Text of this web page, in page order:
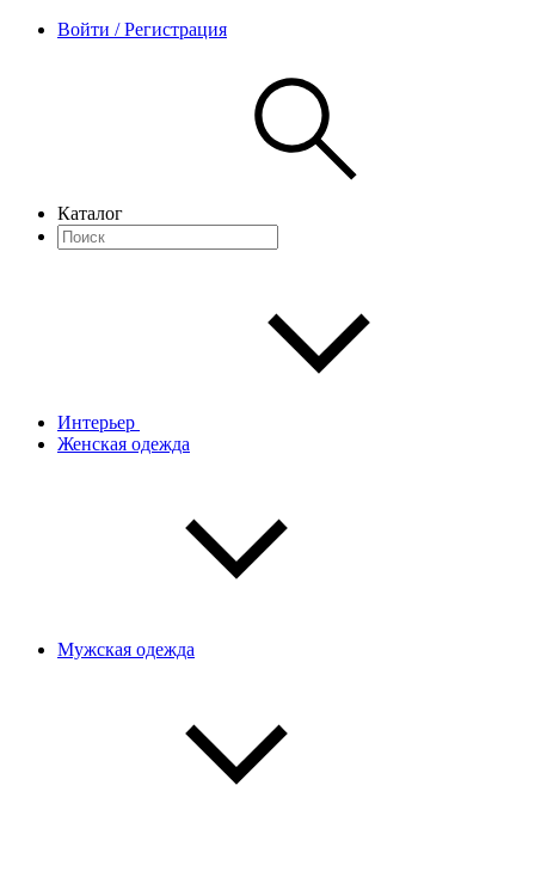
Войти / Регистрация
Каталог
Интерьер
Женская одежда
Мужская одежда